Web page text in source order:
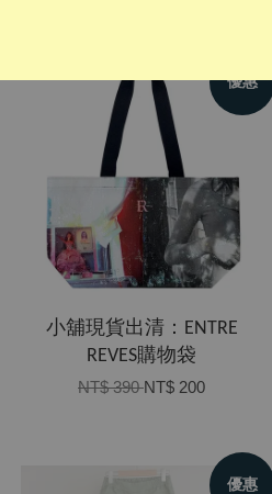
優惠
小舖現貨出清：ENTRE
REVES購物袋
NT$ 390NT$ 200
優惠